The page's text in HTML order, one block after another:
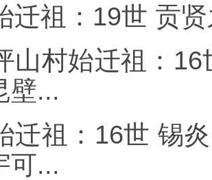
迁祖：19世 贡
山村始迁祖：
壁...
迁祖：16世 锡
可...